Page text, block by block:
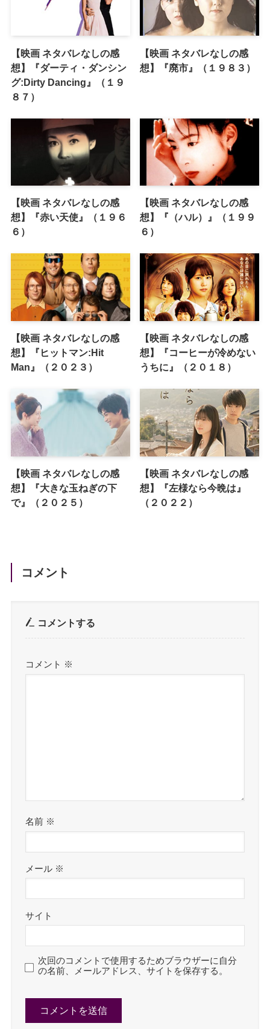
【映画 ネタバレなしの感
想】『ダーティ・ダンシン
グ:Dirty Dancing』（１９
８７）
【映画 ネタバレなしの感
想】『廃市』（１９８３）
【映画 ネタバレなしの感
想】『赤い天使』（１９６
６）
【映画 ネタバレなしの感
想】『（ハル）』（１９９
６）
【映画 ネタバレなしの感
想】『ヒットマン:Hit
Man』（２０２３）
【映画 ネタバレなしの感
想】『コーヒーが冷めない
うちに』（２０１８）
【映画 ネタバレなしの感
想】『大きな玉ねぎの下
で』（２０２５）
【映画 ネタバレなしの感
想】『左様なら今晩は』
（２０２２）
コメント
コメントする
コメント ※
名前 ※
メール ※
サイト
次回のコメントで使用するためブラウザーに自分
の名前、メールアドレス、サイトを保存する。